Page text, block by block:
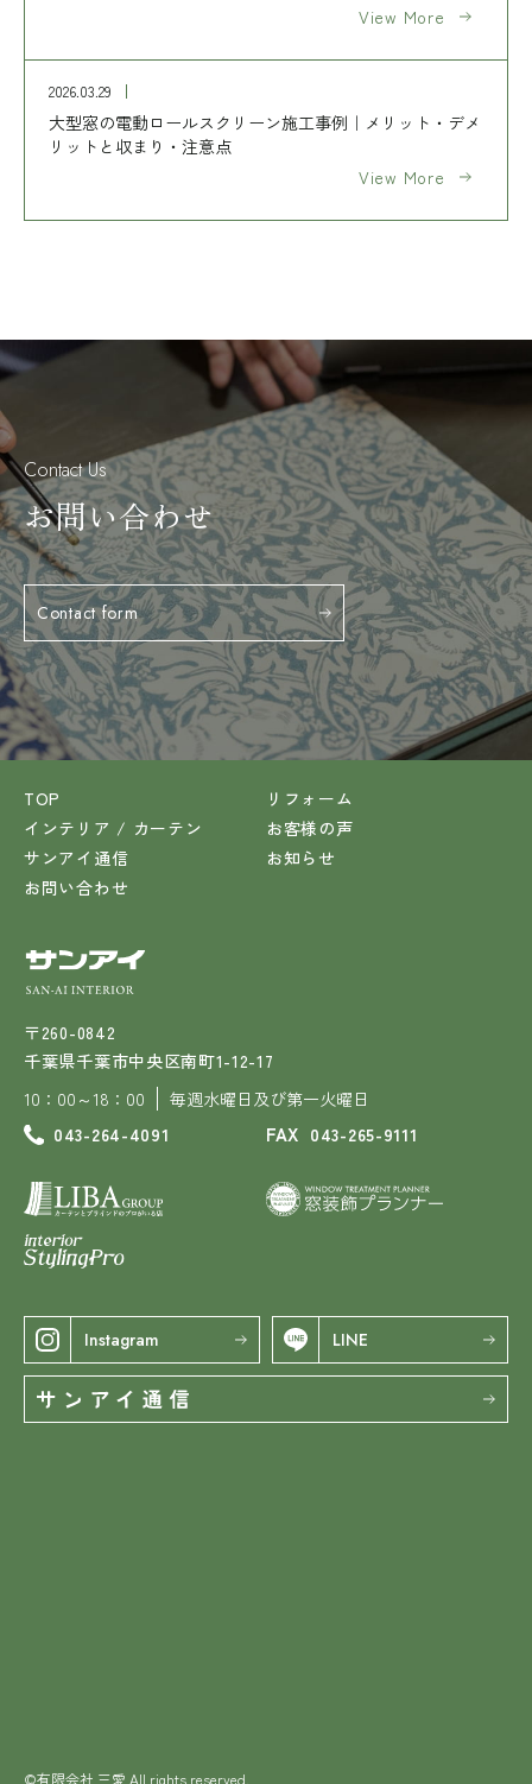
View More
2026.03.29
大型窓の電動ロールスクリーン施工事例｜メリット・デメ
リットと収まり・注意点
View More
Contact Us
お問い合わせ
Contact form
TOP
リフォーム
インテリア / カーテン
お客様の声
サンアイ通信
お知らせ
お問い合わせ
〒260-0842
千葉県千葉市中央区南町1-12-17
10：00～18：00
毎週水曜日及び第一火曜日
043-264-4091
FAX 043-265-9111
Instagram LINE
©有限会社 三愛 All rights reserved.